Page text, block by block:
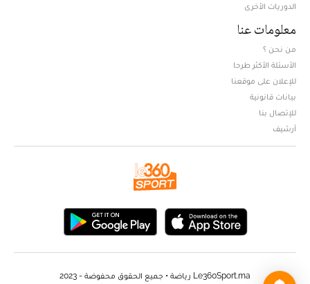
الدوريات الأخرى
معلومات عنا
من نحن ؟
الأسئلة الأكثر طرحا
للإعلان على موقعنا
بيانات قانونية
للإتصال بنا
أرشيف
Le360Sport.ma رياضة • جميع الحقوق محفوضة - 2023